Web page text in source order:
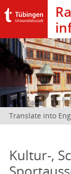
Translate into
Kultur-,